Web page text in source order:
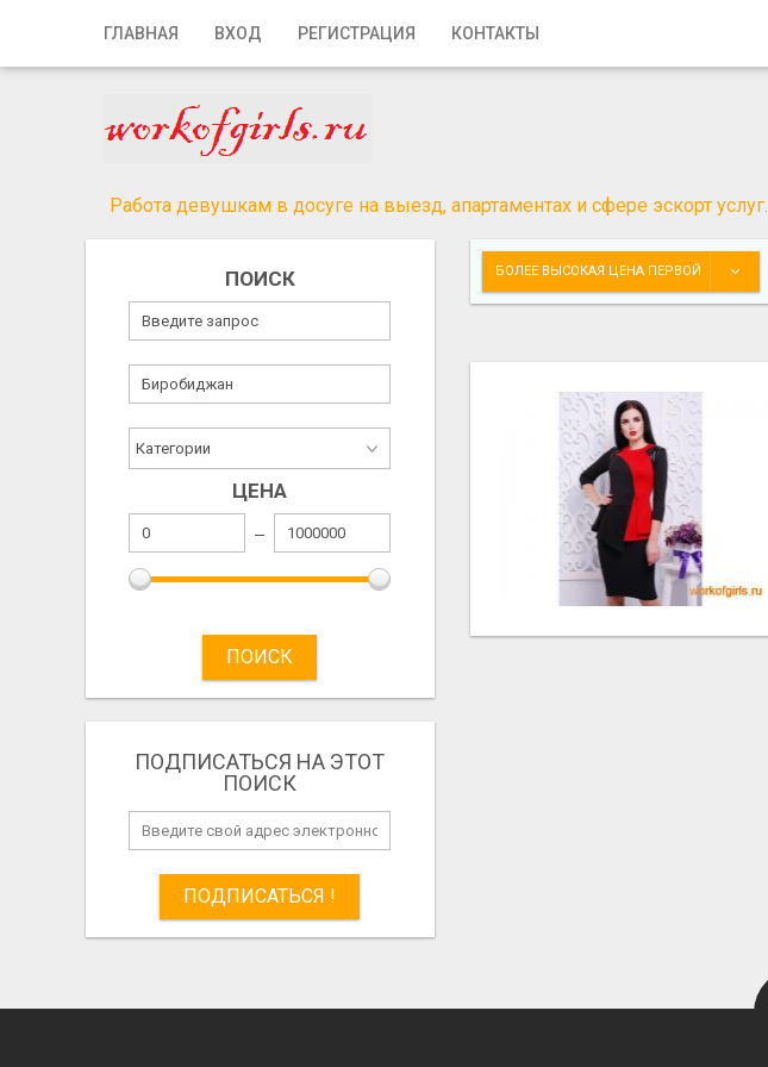
ГЛАВНАЯ ВХОД РЕГИСТРАЦИЯ КОНТАКТЫ
Главная
Регистрация
Добавить объявление
Работа девушкам в досуге на выезд, апартаментах и сфере эскорт услуг.
ПОИСК
ЦЕНА
ПОИСК
ПОДПИСАТЬСЯ НА ЭТОТ
ПОИСК
ПОДПИСАТЬСЯ !
БОЛЕЕ ВЫСОКАЯ ЦЕНА ПЕРВОЙ